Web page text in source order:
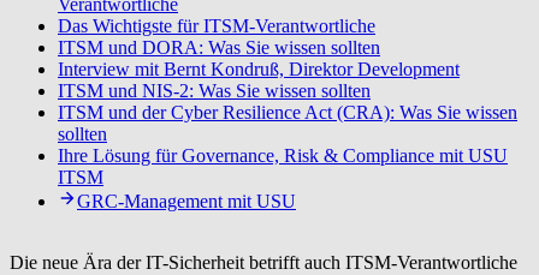
Verantwortliche
Das Wichtigste für ITSM-Verantwortliche
ITSM und DORA: Was Sie wissen sollten
Interview mit Bernt Kondruß, Direktor Development
ITSM und NIS-2: Was Sie wissen sollten
ITSM und der Cyber Resilience Act (CRA): Was Sie wissen
sollten
Ihre Lösung für Governance, Risk & Compliance mit USU
ITSM
GRC-Management mit USU
Die neue Ära der IT-Sicherheit betrifft auch ITSM-Verantwortliche